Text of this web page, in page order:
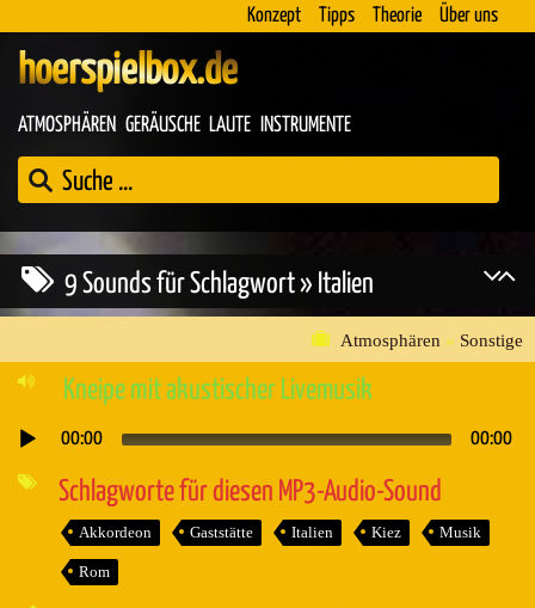
Konzept Tipps Theorie Über uns
hoerspielbox.de
ATMOSPHÄREN GERÄUSCHE LAUTE INSTRUMENTE
9 Sounds für Schlagwort » Italien
Atmosphären » Sonstige
Kneipe mit akustischer Livemusik
Audio-
00:00 00:00
Schlagworte für diesen MP3-Audio-Sound
Akkordeon Gaststätte Italien Kiez Musik
Rom